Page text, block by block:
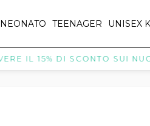
NEONATO TEENAGER UNISEX
IL 15% DI SCONTO SUI